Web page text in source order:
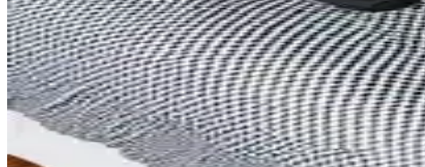
Tezgah altı testere depolama alanları ve toz toplama sistemleri, ahşap
Garajdan Atölyeye Dönüşüm: Elektrik Altyapısı,
Garajın atölyeye dönüşümünde elektrik altyapısı yenilenmiş, izolasyon
Yatak Odası Dekorasyonunda Fonksiyonel ve Estetik
Yatak odalarında fonksiyonel ve estetik açıdan önemli olan yatak